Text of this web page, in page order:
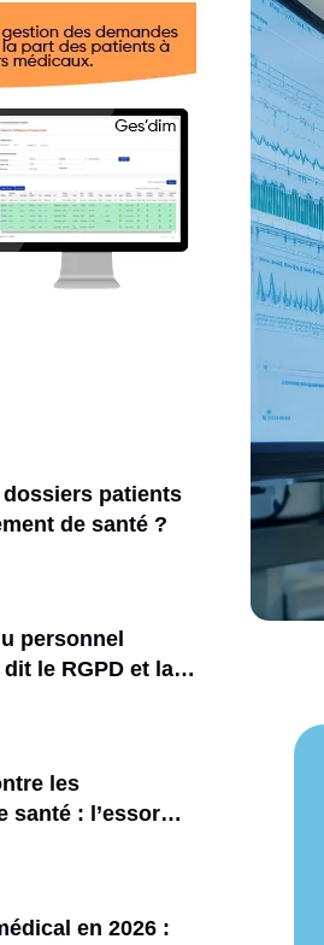
patients
de santé ?
personnel
le RGPD et la
les
santé : l’essor
en 2026 :